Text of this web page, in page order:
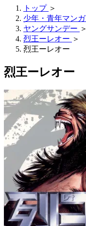
トップ ＞
少年・青年マンガ
ヤングサンデー ＞
烈王ーレオー ＞
烈王ーレオー
烈王ーレオー